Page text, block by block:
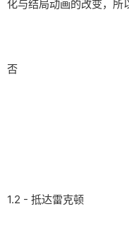
化与结局动画的改变，所
否
1.2 - 抵达雷克顿